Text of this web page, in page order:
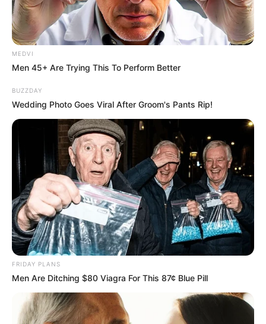
MEDVI
Men 45+ Are Trying This To Perform Better
BUZZDAY
Wedding Photo Goes Viral After Groom's Pants Rip!
FRIDAY PLANS
Men Are Ditching $80 Viagra For This 87¢ Blue Pill